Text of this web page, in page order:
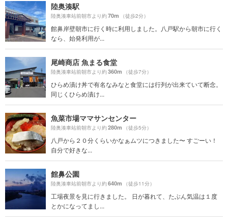
陸奥湊駅
陸奥湊車站前朝市より約70m （徒歩2分）
館鼻岸壁朝市に行く時に利用しました。八戸駅から朝市に行く
なら、始発利用が...
尾崎商店 魚まる食堂
陸奥湊車站前朝市より約360m （徒歩7分）
ひらめ漬け丼で有名なみなと食堂には行列が出来ていて断念。
同じくひらめ漬け...
魚菜市場ママサンセンター
陸奥湊車站前朝市より約280m （徒歩5分）
八戸から２０分くらいかなぁムツにつきました〜 すごーい！
自分で好きな...
館鼻公園
陸奥湊車站前朝市より約640m （徒歩11分）
工場夜景を見に行きました。 日が暮れて、たぶん気温は１度
とかになってまし...